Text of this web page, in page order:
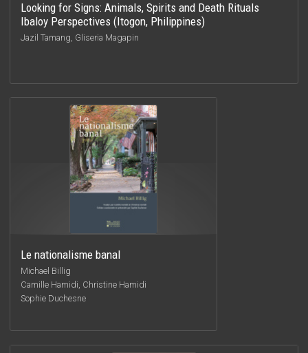
Looking for Signs: Animals, Spirits and Death Rituals
Ibaloy Perspectives (Itogon, Philippines)
Jazil Tamang, Gliseria Magapin
Le nationalisme banal
Michael Billig
Camille Hamidi, Christine Hamidi
Sophie Duchesne